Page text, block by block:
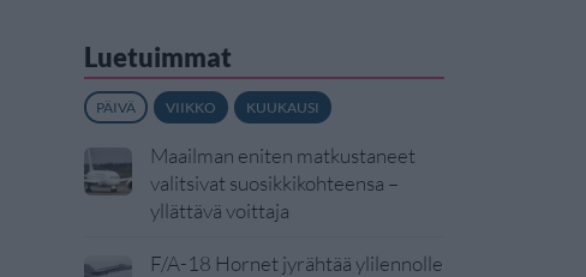
Luetuimmat
PÄIVÄ VIIKKO KUUKAUSI
Maailman eniten matkustaneet
valitsivat suosikkikohteensa –
yllättävä voittaja
F/A-18 Hornet jyrähtää ylilennolle